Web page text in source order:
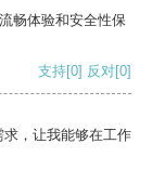
畅体验和安全性保
支持[0] 反对[0]
，让我能够在工作